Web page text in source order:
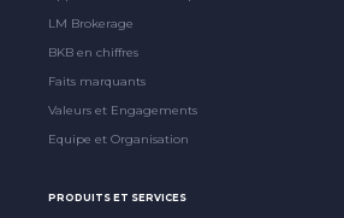
LM Brokerage
BKB en chiffres
Faits marquants
Valeurs et Engagements
Equipe et Organisation
PRODUITS ET SERVICES